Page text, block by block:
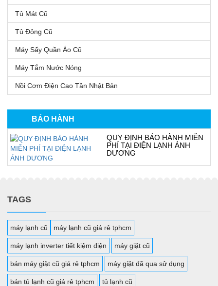
Tủ Mát Cũ
Tủ Đông Cũ
Máy Sấy Quần Áo Cũ
Máy Tắm Nước Nóng
Nồi Cơm Điện Cao Tần Nhật Bản
BẢO HÀNH
QUY ĐỊNH BẢO HÀNH MIỄN
PHÍ TẠI ĐIỆN LẠNH ÁNH
DƯƠNG
TAGS
máy lạnh cũ máy lạnh cũ giá rẻ tphcm
máy lạnh inverter tiết kiệm điện máy giặt cũ
bán máy giặt cũ giá rẻ tphcm máy giặt đã qua sử dụng
bán tủ lạnh cũ giá rẻ tphcm tủ lạnh cũ